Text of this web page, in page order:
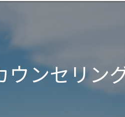
ウンセリン